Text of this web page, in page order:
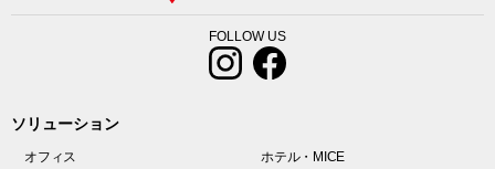
FOLLOW US
ソリューション
オフィス
ホテル・MICE